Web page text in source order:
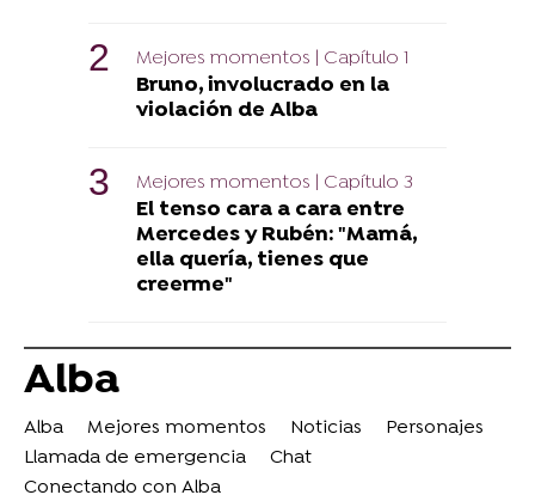
Mejores momentos | Capítulo 1
Bruno, involucrado en la
violación de Alba
Mejores momentos | Capítulo 3
El tenso cara a cara entre
Mercedes y Rubén: "Mamá,
ella quería, tienes que
creerme"
Alba
Alba Mejores momentos Noticias
Personajes
Llamada de emergencia
Chat
Conectando con Alba